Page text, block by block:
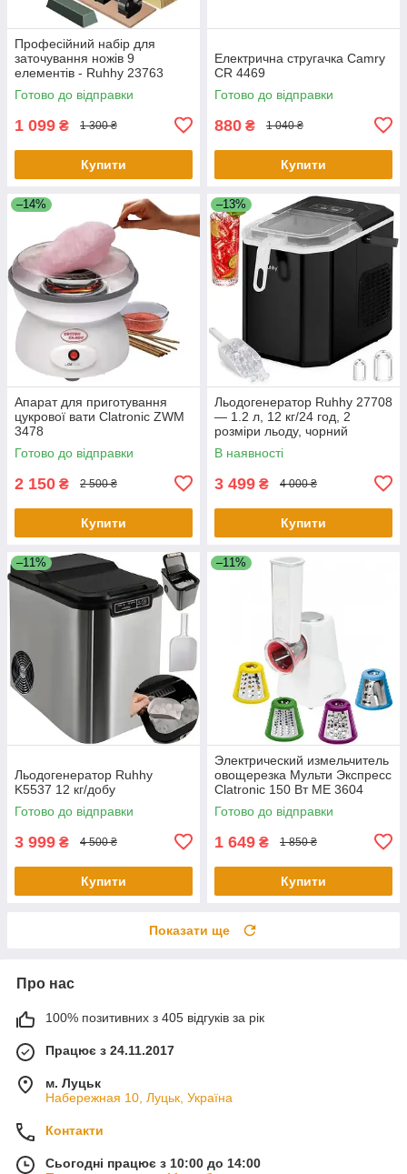
Професійний набір для
заточування ножів 9
елементів - Ruhhy 23763
Водні камені
Готово до відправки
1 099 ₴ 1 300 ₴
Купити
Електрична стругачка Camry
CR 4469
Готово до відправки
880 ₴ 1 040 ₴
Купити
–14%
Апарат для приготування
цукрової вати Clatronic ZWM
3478
Готово до відправки
2 150 ₴ 2 500 ₴
Купити
–13%
Льодогенератор Ruhhy 27708
— 1.2 л, 12 кг/24 год, 2
розміри льоду, чорний
В наявності
3 499 ₴ 4 000 ₴
Купити
–11%
Льодогенератор Ruhhy
K5537 12 кг/добу
Готово до відправки
3 999 ₴ 4 500 ₴
Купити
–11%
Электрический измельчитель
овощерезка Мульти Экспресс
Clatronic 150 Вт ME 3604
Готово до відправки
1 649 ₴ 1 850 ₴
Купити
Показати ще
Про нас
100% позитивних з 405 відгуків за рік
Працює з 24.11.2017
м. Луцьк
Набережная 10, Луцьк, Україна
Контакти
Сьогодні працює з 10:00 до 14:00